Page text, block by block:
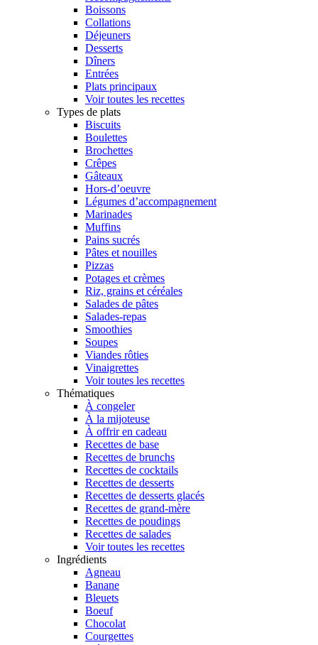
Boissons
Collations
Déjeuners
Desserts
Dîners
Entrées
Plats principaux
Voir toutes les recettes
Types de plats
Biscuits
Boulettes
Brochettes
Crêpes
Gâteaux
Hors-d’oeuvre
Légumes d’accompagnement
Marinades
Muffins
Pains sucrés
Pâtes et nouilles
Pizzas
Potages et crèmes
Riz, grains et céréales
Salades de pâtes
Salades-repas
Smoothies
Soupes
Viandes rôties
Vinaigrettes
Voir toutes les recettes
Thématiques
À congeler
À la mijoteuse
À offrir en cadeau
Recettes de base
Recettes de brunchs
Recettes de cocktails
Recettes de desserts
Recettes de desserts glacés
Recettes de grand-mère
Recettes de poudings
Recettes de salades
Voir toutes les recettes
Ingrédients
Agneau
Banane
Bleuets
Boeuf
Chocolat
Courgettes